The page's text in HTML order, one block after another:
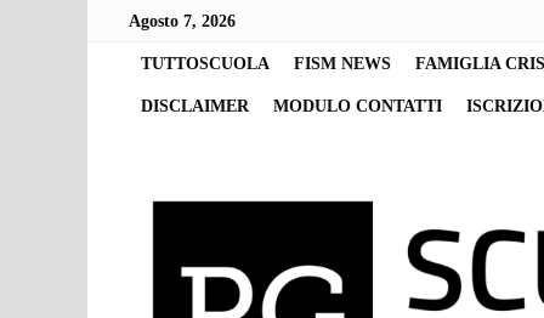
Agosto 7, 2026
TUTTOSCUOLA FISM NEWS FAMIGLIA
DISCLAIMER MODULO CONTATTI